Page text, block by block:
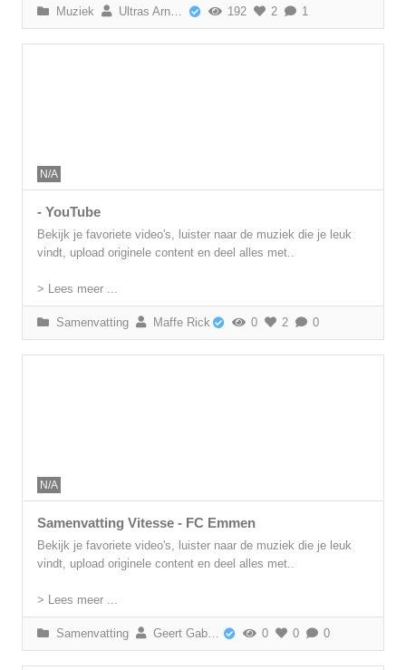
Muziek Ultras Arnhem 192 2 1
N/A
- YouTube
Bekijk je favoriete video's, luister naar de muziek die je leuk
vindt, upload originele content en deel alles met..
> Lees meer ...
Samenvatting Maffe Rick 0 2 0
N/A
Samenvatting Vitesse - FC Emmen
Bekijk je favoriete video's, luister naar de muziek die je leuk
vindt, upload originele content en deel alles met..
> Lees meer ...
Samenvatting Geert Gabriëls 0 0 0